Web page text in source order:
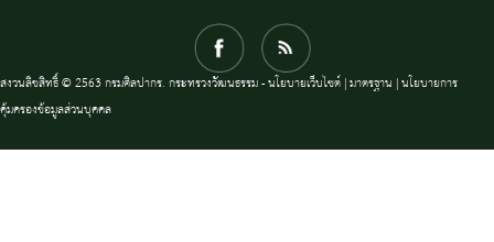
สงวนลิขสิทธิ์ © 2563 กรมศิลปากร. กระทรวงวัฒนธรรม -นโยบายเว็บไซต์|มาตรฐาน |นโยบายการ
คุ้มครองข้อมูลส่วนบุคคล